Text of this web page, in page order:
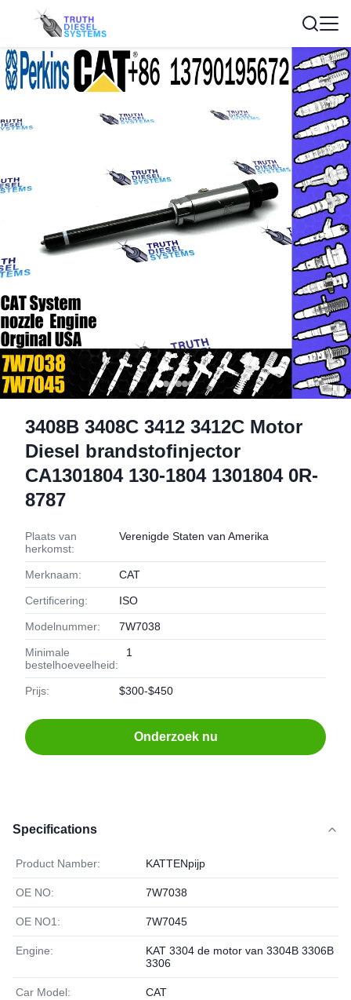
3408B 3408C 3412 3412C Motor
Diesel brandstofinjector
CA1301804 130-1804 1301804 0R-
8787
Plaats van
herkomst:
Verenigde Staten van Amerika
Merknaam: CAT
Certificering: ISO
Modelnummer: 7W7038
Minimale
bestelhoeveelheid:
1
Prijs: $300-$450
Onderzoek nu
Specifications
Product Namber: KATTENpijp
OE NO: 7W7038
OE NO1: 7W7045
Engine:
KAT 3304 de motor van 3304B 3306B
3306
Car Model: CAT